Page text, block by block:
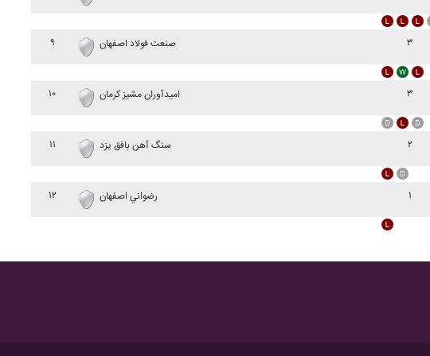
۹ صنعت فولاد اصفهان ۳
۱۰ اميدآوران مشيز کرمان ۳
۱۱ سنگ آهن بافق يزد ۲
۱۲ رضواني اصفهان ۱